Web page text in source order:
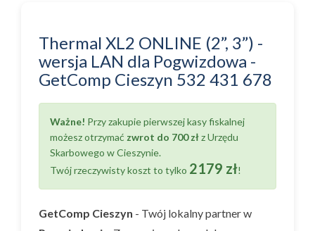
Thermal XL2 ONLINE (2”, 3”) -
wersja LAN dla Pogwizdowa -
GetComp Cieszyn 532 431 678
Ważne! Przy zakupie pierwszej kasy fiskalnej
możesz otrzymać zwrot do 700 złz Urzędu
Skarbowego w Cieszynie.
Twój rzeczywisty koszt to tylko 2179 zł!
GetComp Cieszyn - Twój lokalny partner w